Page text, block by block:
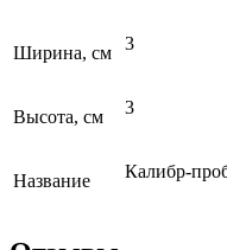
Ширина, см 3
Высота, см 3
Название Калибр-